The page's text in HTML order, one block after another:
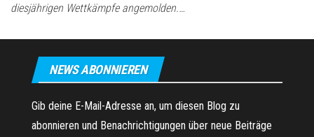
diesjährigen Wettkämpfe angemolden.…
NEWS ABONNIEREN
Gib deine E-Mail-Adresse an, um diesen Blog zu
abonnieren und Benachrichtigungen über neue Beiträge